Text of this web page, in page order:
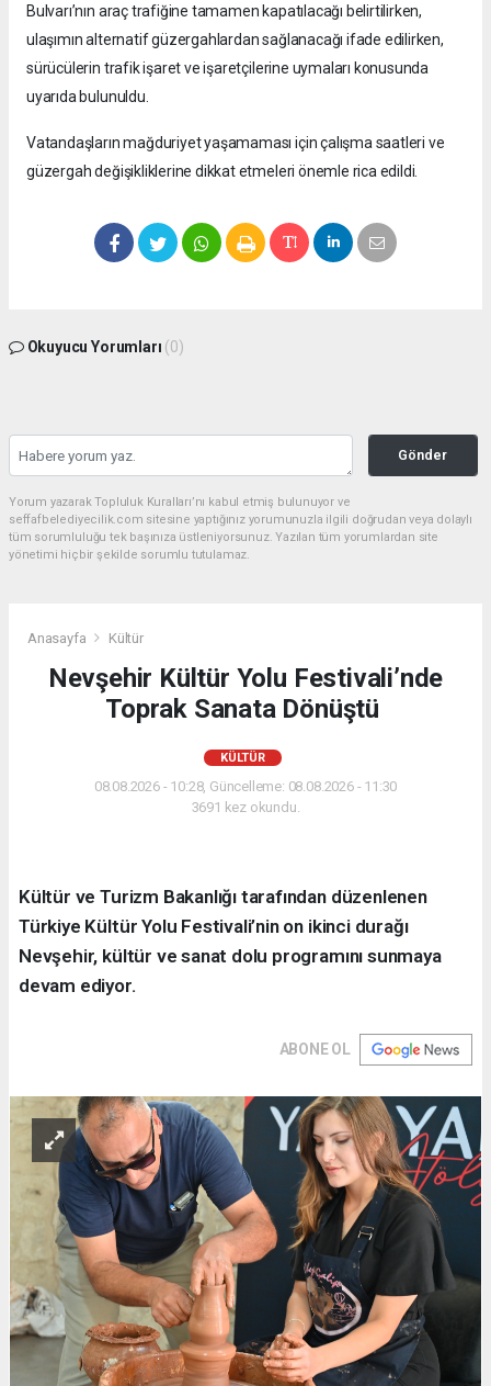
Bulvarı’nın araç trafiğine tamamen kapatılacağı belirtilirken,
ulaşımın alternatif güzergahlardan sağlanacağı ifade edilirken,
sürücülerin trafik işaret ve işaretçilerine uymaları konusunda
uyarıda bulunuldu.
Vatandaşların mağduriyet yaşamaması için çalışma saatleri ve
güzergah değişikliklerine dikkat etmeleri önemle rica edildi.
Okuyucu Yorumları (0)
Gönder
Yorum yazarak Topluluk Kuralları’nı kabul etmiş bulunuyor ve
seffafbelediyecilik.com sitesine yaptığınız yorumunuzla ilgili doğrudan veya dolaylı
tüm sorumluluğu tek başınıza üstleniyorsunuz. Yazılan tüm yorumlardan site
yönetimi hiçbir şekilde sorumlu tutulamaz.
Anasayfa Kültür
Nevşehir Kültür Yolu Festivali’nde
Toprak Sanata Dönüştü
KÜLTÜR
08.08.2026 - 10:28, Güncelleme: 08.08.2026 - 11:30
3691 kez okundu.
Kültür ve Turizm Bakanlığı tarafından düzenlenen
Türkiye Kültür Yolu Festivali’nin on ikinci durağı
Nevşehir, kültür ve sanat dolu programını sunmaya
devam ediyor.
ABONE OL